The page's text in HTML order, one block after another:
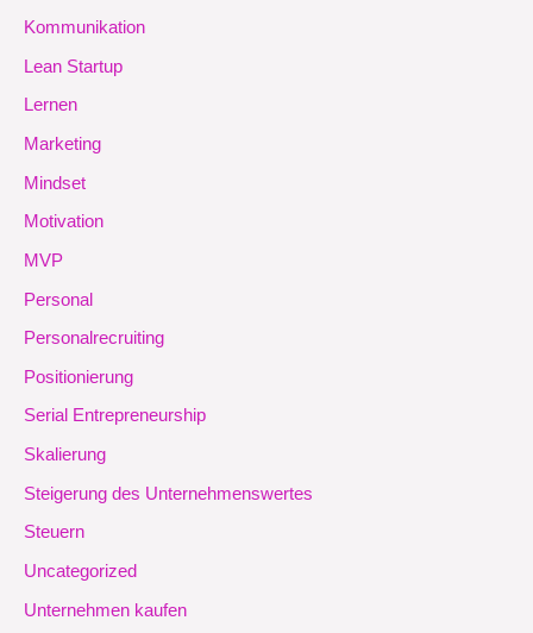
Kommunikation
Lean Startup
Lernen
Marketing
Mindset
Motivation
MVP
Personal
Personalrecruiting
Positionierung
Serial Entrepreneurship
Skalierung
Steigerung des Unternehmenswertes
Steuern
Uncategorized
Unternehmen kaufen